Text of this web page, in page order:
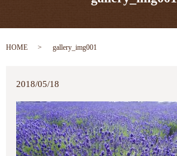
HOME gallery_img001
2018/05/18